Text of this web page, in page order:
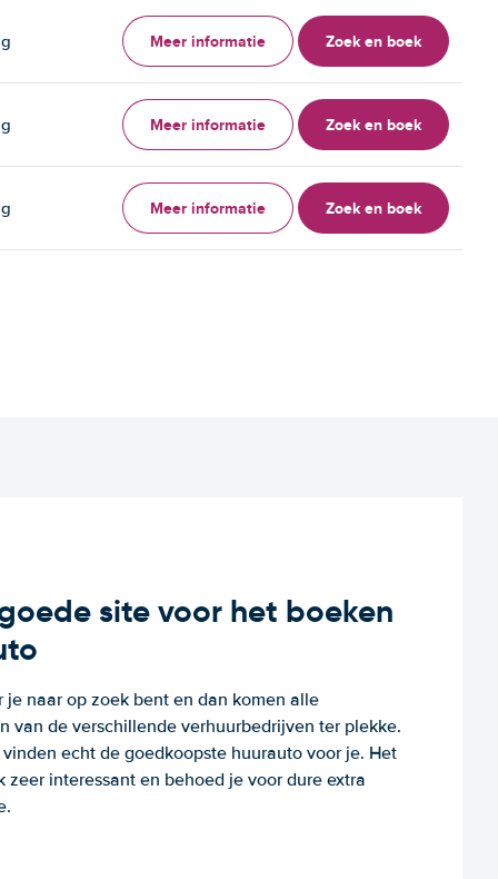
Meer informatie Zoek en boek
Meer informatie Zoek en boek
Meer informatie Zoek en boek
site voor het boeken
naar op zoek bent en dan komen alle
van de verschillende verhuurbedrijven ter plekke.
echt de goedkoopste huurauto voor je. Het
zeer interessant en behoed je voor dure extra